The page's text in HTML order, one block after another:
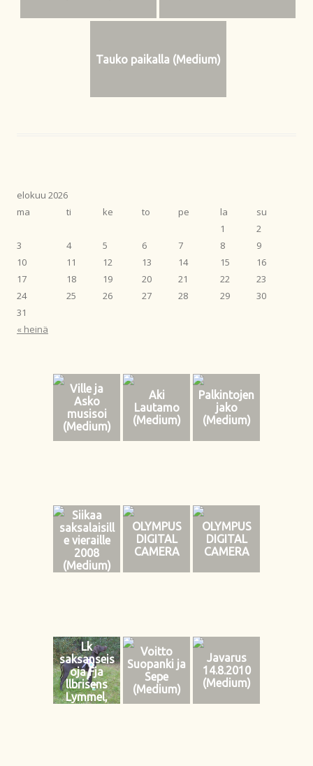
Tauko paikalla (Medium)
elokuu 2026
ma
ti ke to pe la
su
1
2
3
4 5 6 7 8
9
10
11 12 13 14 15
16
17
18 19 20 21 22
23
24
25 26 27 28 29
30
31
« heinä
Ville ja
Asko
musisoi
(Medium)
Aki
Lautamo
(Medium)
Palkintojen
jako
(Medium)
Siikaa
saksalaisill
e vieraille
2008
(Medium)
OLYMPUS
DIGITAL
CAMERA
OLYMPUS
DIGITAL
CAMERA
Lk
saksanseis
oja Fja
llbrisens
Lymmel,
Voitto
Suopanki ja
Sepe
(Medium)
Javarus
14.8.2010
(Medium)